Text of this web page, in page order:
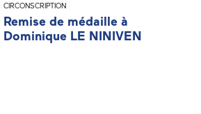
CIRCONSCRIPTION
Remise de médaille à
Dominique LE NINIVEN